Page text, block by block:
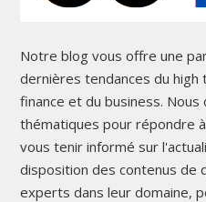
Notre blog vous offre une
dernières tendances du high
finance et du business.
thématiques pour répondre
vous tenir informé sur
disposition des contenus de
experts dans leur domaine,